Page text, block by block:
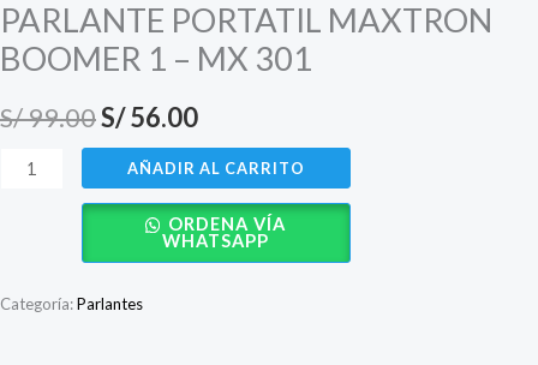
PARLANTE PORTATIL MAXTRON
BOOMER 1 – MX 301
S/99.00El
precio
original
era:
S/ 99.00.
S/56.00El
precio
actual
es:
PARLANTE
PORTATIL
AÑADIR AL CARRITO
ORDENA VÍA
WHATSAPP
Categoría:Parlantes